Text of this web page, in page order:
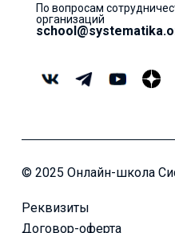
По вопросам
организаций
© 2025 Онлайн-школа
Реквизиты
Договор-оферта